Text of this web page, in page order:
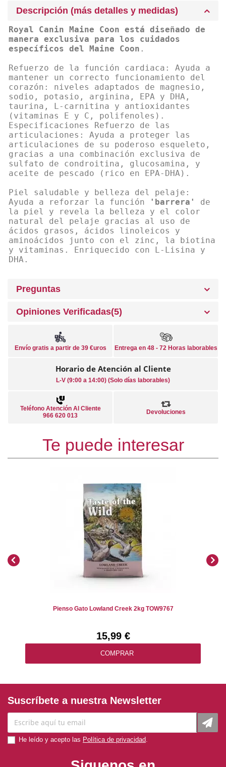
Descripción (más detalles y medidas)
Royal Canin Maine Coon está diseñado de
manera exclusiva para los cuidados
específicos del Maine Coon .
Refuerzo de la función cardiaca: Ayuda a
mantener un correcto funcionamiento del
corazón: niveles adaptados de magnesio,
sodio, potasio, arginina, EPA y DHA,
taurina, L-carnitina y antioxidantes
(vitaminas E y C, polifenoles).
Especificaciones Refuerzo de las
articulaciones: Ayuda a proteger las
articulaciones de su poderoso esqueleto,
gracias a una combinación exclusiva de
sulfato de condroitina, glucosamina, y
aceite de pescado (rico en EPA-DHA).
Piel saludable y belleza del pelaje:
Ayuda a reforzar la función
'barrera'
de
la piel y revela la belleza y el color
natural del pelaje gracias al uso de
ácidos grasos, ácidos linoleicos y
aminoácidos junto con el zinc, la biotina
y vitaminas. Enriquecido con L-Lisina y
DHA.
Preguntas
Opiniones Verificadas(5)
Envío gratis a partir de 39 €uros Entrega en 48 - 72 Horas laborables
Horario de Atención al Cliente
L-V (9:00 a 14:00) (Solo días laborables)
Teléfono Atención Al Cliente
966 620 013
Devoluciones
Te puede interesar
Pienso Gato Lowland Creek 2kg TOW9767
15,99 €
COMPRAR
Suscríbete a nuestra Newsletter
He leído y acepto las Política de privacidad